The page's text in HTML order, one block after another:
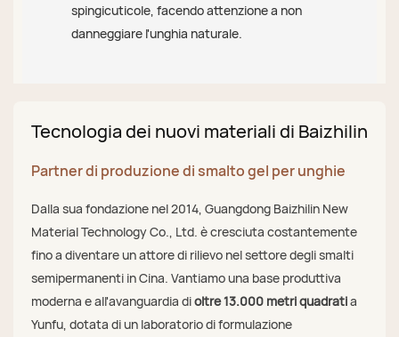
spingicuticole, facendo attenzione a non
danneggiare l'unghia naturale.
Tecnologia dei nuovi materiali di Baizhilin
Partner di produzione di smalto gel per unghie
Dalla sua fondazione nel 2014, Guangdong Baizhilin New
Material Technology Co., Ltd. è cresciuta costantemente
fino a diventare un attore di rilievo nel settore degli smalti
semipermanenti in Cina. Vantiamo una base produttiva
moderna e all'avanguardia dioltre 13.000 metri quadratia
Yunfu, dotata di un laboratorio di formulazione